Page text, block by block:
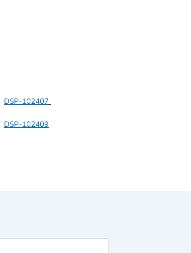
DSP-102407
DSP-102409